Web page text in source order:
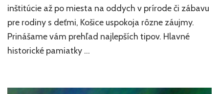
inštitúcie až po miesta na oddych v prírode či zábavu
pre rodiny s deťmi, Košice uspokoja rôzne záujmy.
Prinášame vám prehľad najlepších tipov. Hlavné
historické pamiatky …